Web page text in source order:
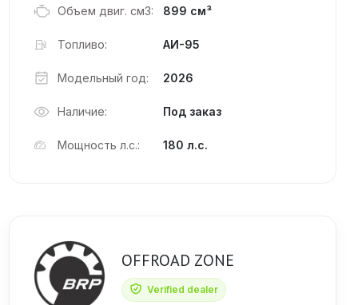
Объем двиг. см3: 899 см³
Топливо: АИ-95
Модельный год: 2026
Наличие: Под заказ
Мощность л.с.: 180 л.с.
OFFROAD ZONE
Verified dealer